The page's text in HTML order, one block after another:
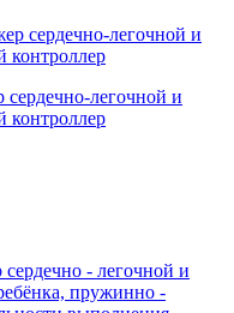
легочной и
контроллер